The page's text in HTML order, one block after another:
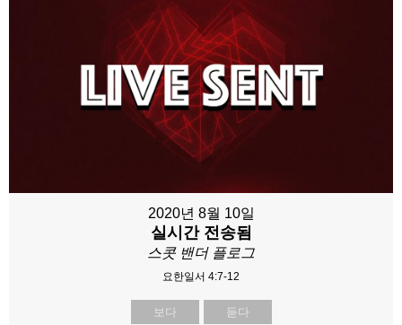
2020년 8월 10일
실시간 전송됨
스콧 밴더 플로그
요한일서 4:7-12
보다 듣다